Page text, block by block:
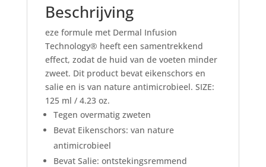
Beschrijving
eze formule met Dermal Infusion
Technology® heeft een samentrekkend
effect, zodat de huid van de voeten minder
zweet. Dit product bevat eikenschors en
salie en is van nature antimicrobieel. SIZE:
125 ml / 4.23 oz.
Tegen overmatig zweten
Bevat Eikenschors: van nature
antimicrobieel
Bevat Salie: ontstekingsremmend